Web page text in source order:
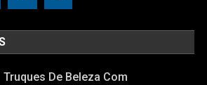
Truques De Beleza Com